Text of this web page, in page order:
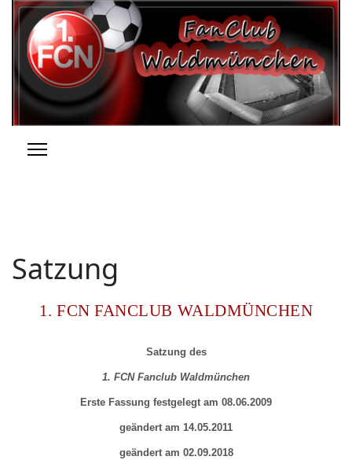
Satzung
1. FCN FANCLUB WALDMÜNCHEN
Satzung des
1. FCN Fanclub Waldmünchen
Erste Fassung festgelegt am 08.06.2009
geändert am 14.05.2011
geändert am 02.09.2018